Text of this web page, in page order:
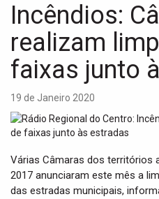
Incêndios:
realizam
faixas junto
19 de Janeiro 2020
Várias Câmaras dos territórios
2017 anunciaram este mês a
das estradas municipais,